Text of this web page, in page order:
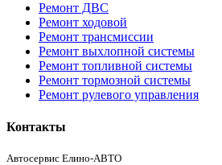
Ремонт ДВС
Ремонт ходовой
Ремонт трансмиссии
Ремонт выхлопной системы
Ремонт топливной системы
Ремонт тормозной системы
Ремонт рулевого управления
Контакты
Автосервис Елино-АВТО